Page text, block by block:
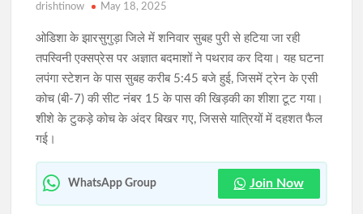
शहीद निर्मल महतो की शहादत दिवस पर उलियान पहुंचे CM हेमंत सोरेन, बोले-
‘जब तक चांद-सूरज रहेगा, निर्मल महतो तेरा नाम रहेगा’
इंडस टावर से पावर केबल चोरी करने वाले गिरोह का खुलासा, चार आरोपी
गिरफ्तार
10 अगस्त को विधानसभा घेराव की तैयारी, JPSC-JSSC रिफॉर्म मंच की
छात्रों से रांची पहुंचने की अपील की
सिमडेगा के एसडीओ टैक्सी स्टैंड व मार्केट कॉम्प्लेक्स में चला अतिक्रमण
drishtinow May 18, 2025
ओडिशा के झारसुगुड़ा जिले में शनिवार सुबह पुरी से हटिया जा रही
तपस्विनी एक्सप्रेस पर अज्ञात बदमाशों ने पथराव कर दिया। यह घटना
लपंगा स्टेशन के पास सुबह करीब 5:45 बजे हुई, जिसमें ट्रेन के एसी
कोच (बी-7) की सीट नंबर 15 के पास की खिड़की का शीशा टूट गया।
शीशे के टुकड़े कोच के अंदर बिखर गए, जिससे यात्रियों में दहशत फैल
गई।
WhatsApp Group Join Now